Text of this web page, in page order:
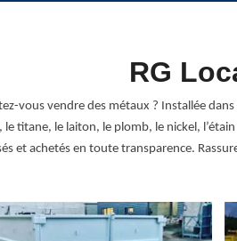
RG
vous vendre des métaux ? Installée
le titane, le laiton, le plomb, le nickel,
et achetés en toute transparence.